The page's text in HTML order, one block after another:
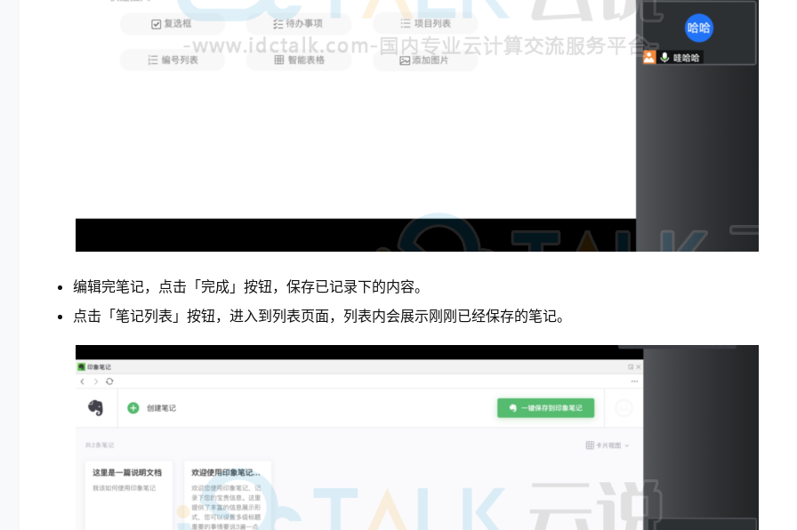
编辑完笔记，点击「完成」按钮，保存已记录下的内容。
点击「笔记列表」按钮，进入到列表页面，列表内会展示刚刚已经保存的笔记。